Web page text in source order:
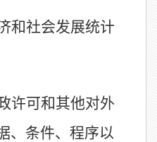
和社会发展统计
许可和其他对外
、条件、程序以